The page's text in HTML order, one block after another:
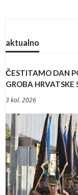
aktualno
ČESTITAMO DAN
GROBA HRVATSKE
3 kol. 2026